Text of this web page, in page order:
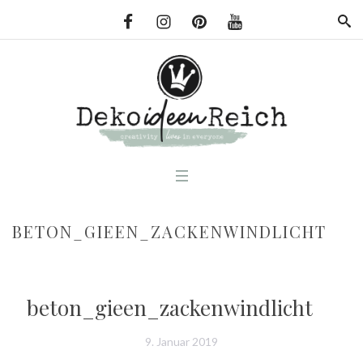
BETON_GIEEN_ZACKENWINDLICHT
beton_gieen_zackenwindlicht
9. Januar 2019